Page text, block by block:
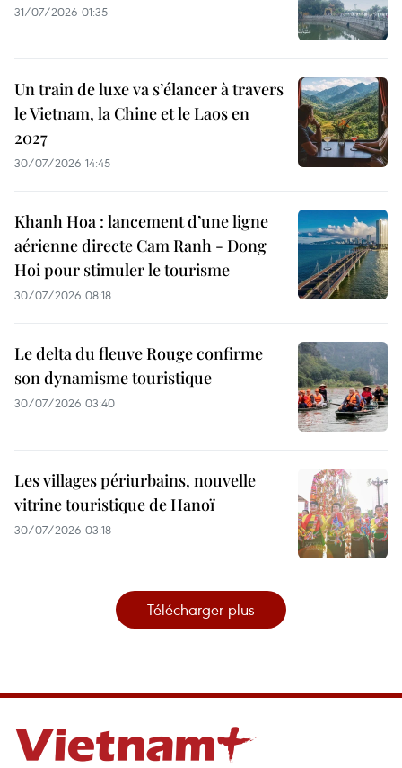
31/07/2026 01:35
Un train de luxe va s’élancer à travers
le Vietnam, la Chine et le Laos en
2027
30/07/2026 14:45
Khanh Hoa : lancement d’une ligne
aérienne directe Cam Ranh - Dong
Hoi pour stimuler le tourisme
30/07/2026 08:18
Le delta du fleuve Rouge confirme
son dynamisme touristique
30/07/2026 03:40
Les villages périurbains, nouvelle
vitrine touristique de Hanoï
30/07/2026 03:18
Télécharger plus